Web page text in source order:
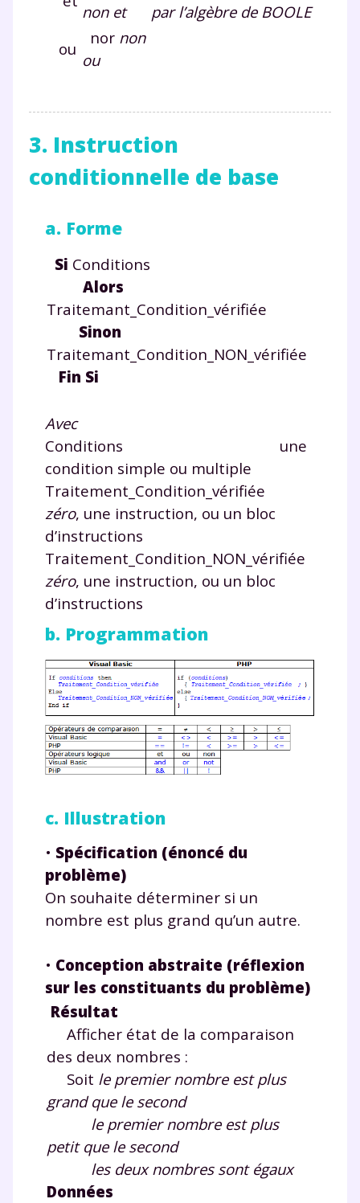
par l’algèbre de BOOLE
non et
ou
nor non
ou
3. Instruction
conditionnelle de base
a. Forme
Si Conditions
Alors
Traitemant_Condition_vérifiée
Sinon
Traitemant_Condition_NON_vérifiée
Fin Si
Avec
Conditions une
condition simple ou multiple
Traitement_Condition_vérifiée
zéro, une instruction, ou un bloc
d’instructions
Traitement_Condition_NON_vérifiée
zéro, une instruction, ou un bloc
d’instructions
b. Programmation
c. Illustration
• Spécification (énoncé du
problème)
On souhaite déterminer si un
nombre est plus grand qu’un autre.
• Conception abstraite (réflexion
sur les constituants du problème)
Résultat
Afficher état de la comparaison
des deux nombres :
Soit le premier nombre est plus
grand que le second
le premier nombre est plus
petit que le second
les deux nombres sont égaux
Données